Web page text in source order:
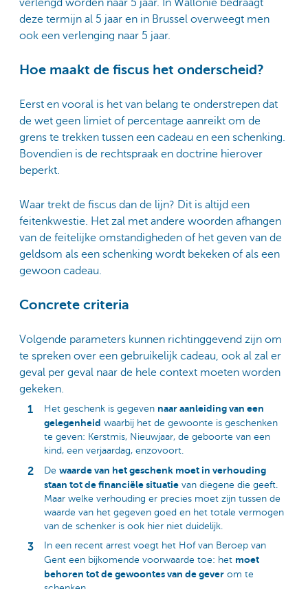
verlengd worden naar 5 jaar. In Wallonië bedraagt
deze termijn al 5 jaar en in Brussel overweegt men
ook een verlenging naar 5 jaar.
Hoe maakt de fiscus het onderscheid?
Eerst en vooral is het van belang te onderstrepen dat
de wet geen limiet of percentage aanreikt om de
grens te trekken tussen een cadeau en een schenking.
Bovendien is de rechtspraak en doctrine hierover
beperkt.
Waar trekt de fiscus dan de lijn? Dit is altijd een
feitenkwestie. Het zal met andere woorden afhangen
van de feitelijke omstandigheden of het geven van de
geldsom als een schenking wordt bekeken of als een
gewoon cadeau.
Concrete criteria
Volgende parameters kunnen richtinggevend zijn om
te spreken over een gebruikelijk cadeau, ook al zal er
geval per geval naar de hele context moeten worden
gekeken.
Het geschenk is gegeven naar aanleiding van een
gelegenheid waarbij het de gewoonte is geschenken
te geven: Kerstmis, Nieuwjaar, de geboorte van een
kind, een verjaardag, enzovoort.
De waarde van het geschenk moet in verhouding
staan tot de financiële situatie van diegene die geeft.
Maar welke verhouding er precies moet zijn tussen de
waarde van het gegeven goed en het totale vermogen
van de schenker is ook hier niet duidelijk.
In een recent arrest voegt het Hof van Beroep van
Gent een bijkomende voorwaarde toe: het moet
behoren tot de gewoontes van de gever om te